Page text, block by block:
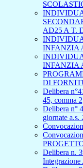
AD25 A T.
INFANZIA
INFANZIA
DI
Delibera
45, comma
Delibera n°
giornate a.s.
Delibera n.